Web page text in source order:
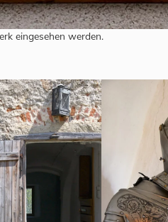
eingesehen werden.